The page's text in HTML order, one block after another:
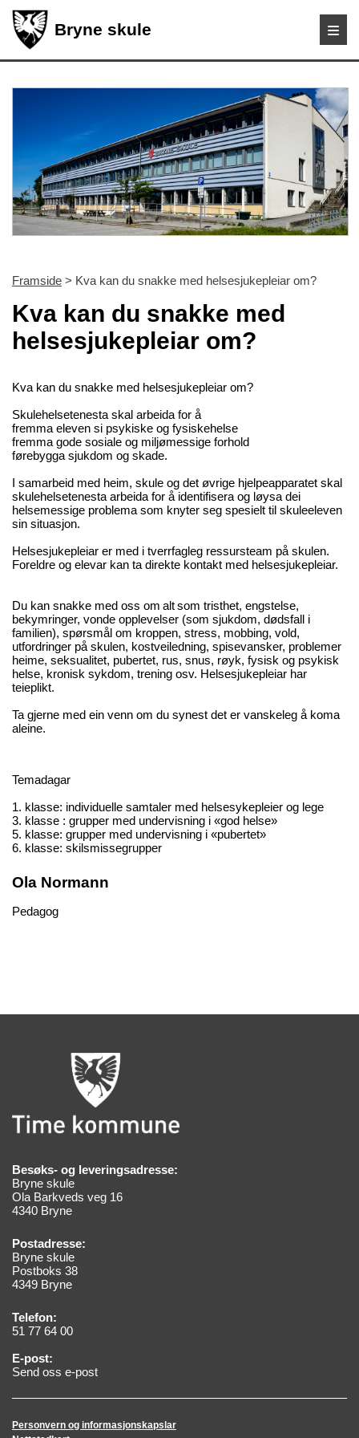
Bryne skule
Framside > Kva kan du snakke med helsesjukepleiar om?
Kva kan du snakke med
helsesjukepleiar om?
Kva kan du snakke med helsesjukepleiar om?
Skulehelsetenesta skal arbeida for å
fremma eleven si psykiske og fysiskehelse
fremma gode sosiale og miljømessige forhold
førebygga sjukdom og skade.
I samarbeid med heim, skule og det øvrige hjelpeapparatet skal
skulehelsetenesta arbeida for å identifisera og løysa dei
helsemessige problema som knyter seg spesielt til skuleeleven
sin situasjon.
Helsesjukepleiar er med i tverrfagleg ressursteam på skulen.
Foreldre og elevar kan ta direkte kontakt med helsesjukepleiar.
Du kan snakke med oss om alt som tristhet, engstelse,
bekymringer, vonde opplevelser (som sjukdom, dødsfall i
familien), spørsmål om kroppen, stress, mobbing, vold,
utfordringer på skulen, kostveiledning, spisevansker, problemer
heime, seksualitet, pubertet, rus, snus, røyk, fysisk og psykisk
helse, kronisk sykdom, trening osv. Helsesjukepleiar har
teieplikt.
Ta gjerne med ein venn om du synest det er vanskeleg å koma
aleine.
Temadagar
1. klasse: individuelle samtaler med helsesykepleier og lege
3. klasse : grupper med undervisning i «god helse»
5. klasse: grupper med undervisning i «pubertet»
6. klasse: skilsmissegrupper
Ola Normann
Pedagog
Besøks- og leveringsadresse:
Bryne skule
Ola Barkveds veg 16
4340 Bryne
Postadresse:
Bryne skule
Postboks 38
4349 Bryne
Telefon:
51 77 64 00
E-post:
Send oss e-post
Personvern og informasjonskapslar